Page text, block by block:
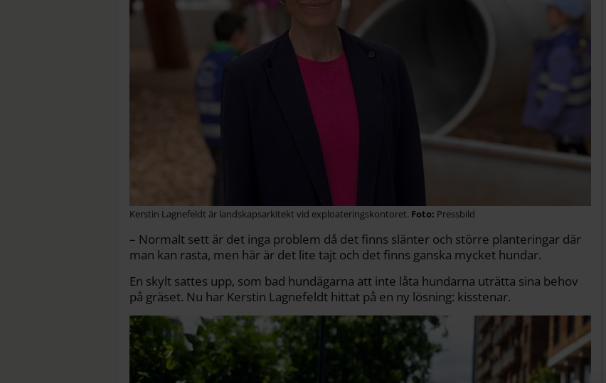
Kerstin Lagnefeldt är landskapsarkitekt vid exploateringskontoret. Pressbild
– Normalt sett är det inga problem då det finns slänter och större planteringar där
man kan rasta, men här är det lite tajt och det finns ganska mycket hundar.
En skylt sattes upp, som bad hundägarna att inte låta hundarna uträtta sina behov
på gräset. Nu har Kerstin Lagnefeldt hittat på en ny lösning: kisstenar.